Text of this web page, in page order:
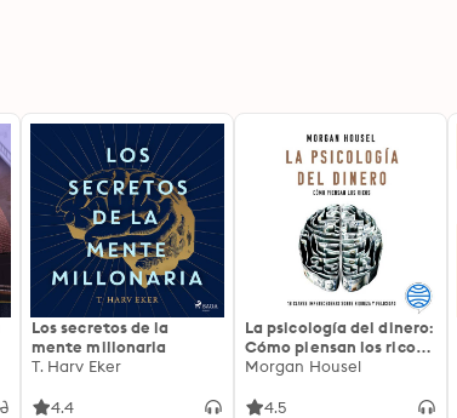
Los secretos de la
mente millonaria
T. Harv Eker
4.4
La psicología del dinero:
Cómo piensan los ricos:
18 claves imperecederas
Morgan Housel
4.5